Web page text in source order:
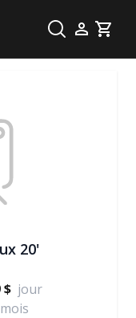
Cart
20'
$ jour
mois